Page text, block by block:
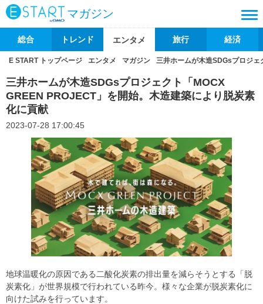
マガジン
総合 トレンド エンタメ 旅行 経済
E START トップページ エンタメ マガジン 三井ホームが木造SDGsプロジ
三井ホームが木造SDGsプロジェクト「MOCX
GREEN PROJECT」を開始。木造建築により脱炭素
化に貢献
2023-07-28 17:00:45
地球温暖化の原因である二酸化炭素の排出量を減らそうとする「脱
炭素化」が世界規模で行われている昨今。様々な企業が脱炭素化に
向けた試みを行っています。